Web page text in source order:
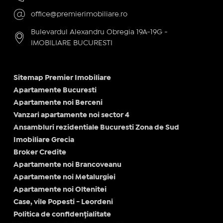
office@premierimobiliare.ro
Bulevardul Alexandru Obregia 19A-19G -
IMOBILIARE BUCURESTI
Sitemap Premier Imobiliare
Apartamente Bucuresti
Apartamente noi Berceni
Vanzari apartamente noi sector 4
Ansambluri rezidentiale Bucuresti Zona de Sud
Imobiliare Grecia
Broker Credite
Apartamente noi Brancoveanu
Apartamente noi Metalurgiei
Apartamente noi Oltenitei
Case, vile Popesti - Leordeni
Politica de confidențialitate